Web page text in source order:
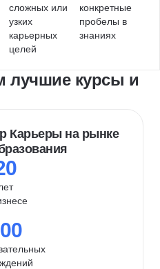
сложных или
узких
карьерных
целей
конкретные
пробелы в
знаниях
лучшие курсы и
Карьеры на рынке